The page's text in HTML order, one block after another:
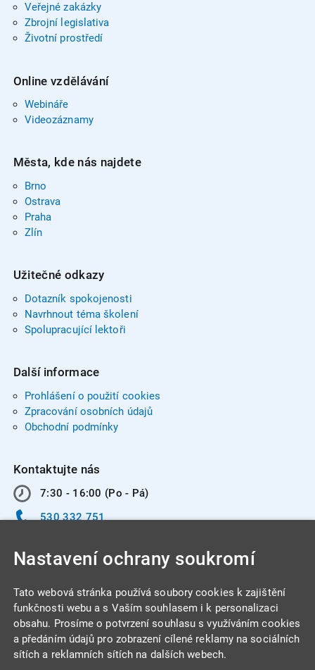
Veřejné zakázky
Zbrojní legislativa
Životní prostředí
Online vzdělávání
Webináře
Videozáznamy
Města, kde nás najdete
Brno
Ostrava
Praha
Zlín
Užitečné odkazy
Dotazník spokojenosti
Navrhnout téma školení
Spolupracující lektoři
Další informace
Prohlášení o použití cookies
Zpracování osobních údajů
Obchodní podmínky
Kontaktujte nás
7:30 - 16:00 (Po - Pá)
530 332 751
INTEGRA CENTRUM s.r.o.
Jabloňová 662/7
Nastavení ochrany soukromí
Tato webová stránka používá soubory cookies k zajištění
funkčnosti webu a s Vaším souhlasem i k personalizaci
obsahu. Prosíme o potvrzení souhlasu s využíváním cookies
a předáním údajů pro zobrazení cílené reklamy na sociálních
sítích a reklamních sítích na dalších webech.